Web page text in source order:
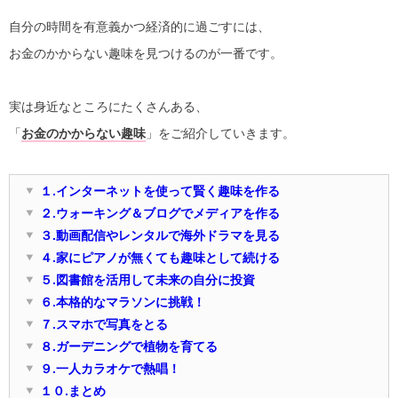
自分の時間を有意義かつ経済的に過ごすには、
お金のかからない趣味を見つけるのが一番です。
実は身近なところにたくさんある、
「お金のかからない趣味 」をご紹介していきます。
１.インターネットを使って賢く趣味を作る
２.ウォーキング＆ブログでメディアを作る
３.動画配信やレンタルで海外ドラマを見る
４.家にピアノが無くても趣味として続ける
５.図書館を活用して未来の自分に投資
６.本格的なマラソンに挑戦！
７.スマホで写真をとる
８.ガーデニングで植物を育てる
９.一人カラオケで熱唱！
１０.まとめ